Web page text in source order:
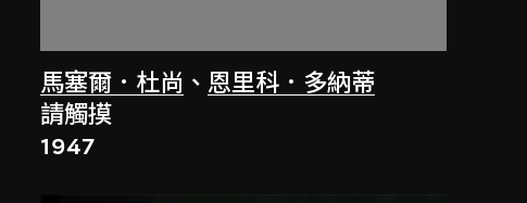
馬塞爾．杜尚 、 恩里科．多納蒂
請觸摸
1947